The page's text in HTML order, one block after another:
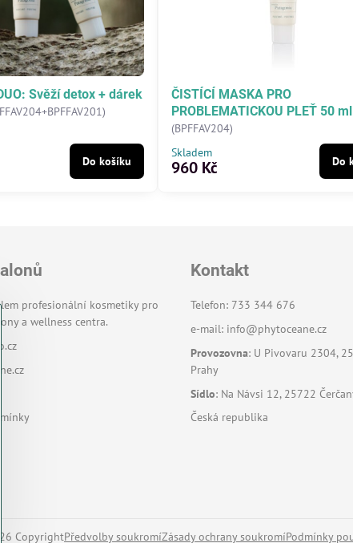
Svěží detox + dárek
Do košíku
ČISTÍCÍ MASKA PRO
PROBLEMATICKOU PLEŤ 50 ml
(BPFFAV204)
Skladem
960 Kč Do
profesionální kosmetiky pro
a wellness centra.
Kontakt
Telefon: 733 344 676
e-mail: info@phytoceane.cz
Provozovna: U Pivovaru 2304,
Prahy
Sídlo: Na Návsi 12, 25722
Česká republika
CopyrightPředvolby soukromíZásady ochrany soukromíPodmínky